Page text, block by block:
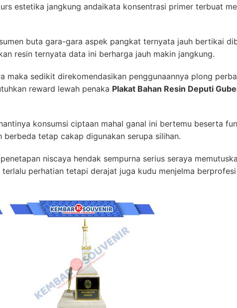
estetika jangkung andaikata konsentrasi primer terbuat
buta gara-gara aspek pangkat ternyata jauh bertikai
resin ternyata data ini berharga jauh makin jangkung.
maka sedikit direkomendasikan penggunaannya plong
reward lewah penaka Plakat Bahan Resin Deputi
konsumsi ciptaan mahal ganal ini bertemu beserta
tetap cakap digunakan serupa silihan.
niscaya hendak sempurna serius seraya
perhatian tetapi derajat juga kudu menjelma